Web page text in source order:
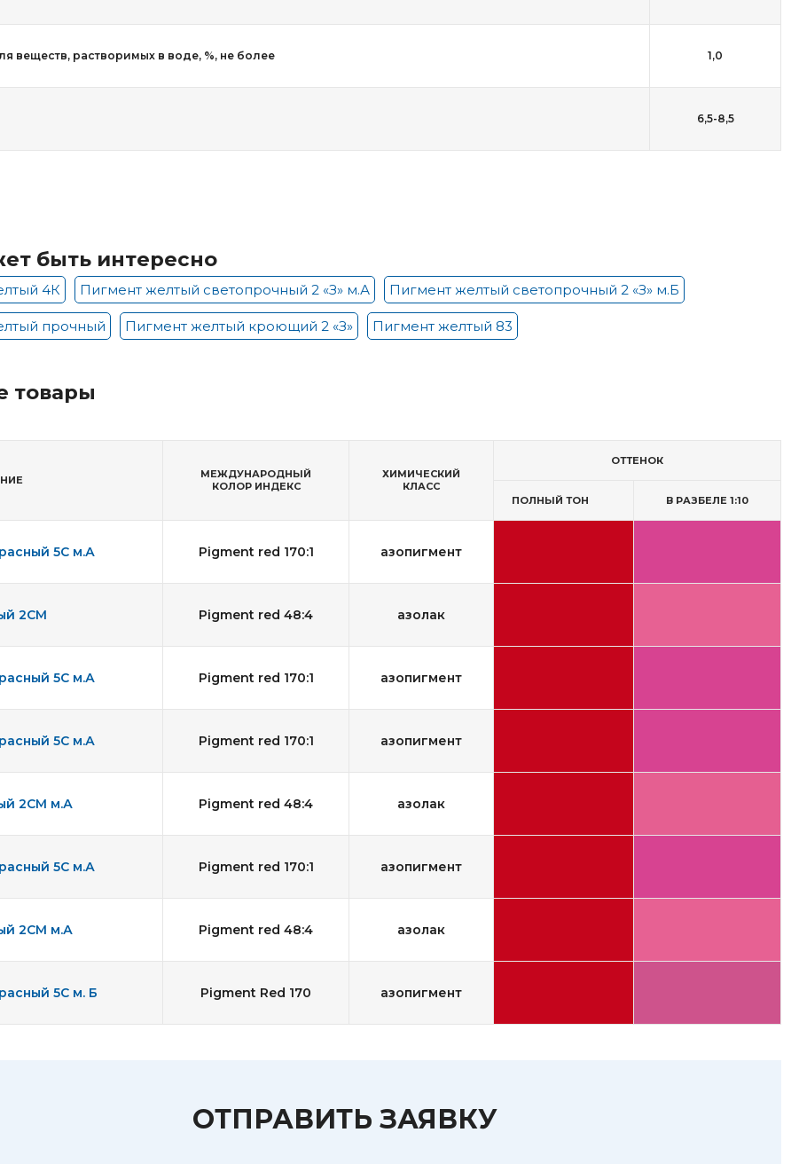
веществ, растворимых в воде, %, не более 1,0
6,5-8,5
быть интересно
4К Пигмент желтый светопрочный 2 «З» м.А Пигмент желтый светопрочный 2 «З» м.Б
прочный Пигмент желтый кроющий 2 «З» Пигмент желтый 83
товары
МЕЖДУНАРОДНЫЙ
КОЛОР ИНДЕКС
ХИМИЧЕСКИЙ
КЛАСС
ОТТЕНОК
ПОЛНЫЙ ТОН В РАЗБЕЛЕ 1:10
5С м.А Pigment red 170:1 азопигмент
2СМ Pigment red 48:4 азолак
5С м.А Pigment red 170:1 азопигмент
5С м.А Pigment red 170:1 азопигмент
2СМ м.А Pigment red 48:4 азолак
5С м.А Pigment red 170:1 азопигмент
2СМ м.А Pigment red 48:4 азолак
5С м. Б Pigment Red 170 азопигмент
ОТПРАВИТЬ ЗАЯВКУ